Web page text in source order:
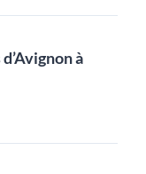
à